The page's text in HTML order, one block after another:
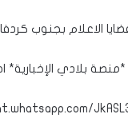
الاعلام بجنوب
بلادي الإخبارية*